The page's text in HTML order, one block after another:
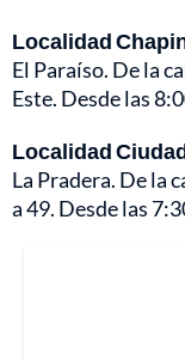
Localidad
El Paraíso. De la
Este. Desde las
Localidad
La Pradera. De la
a 49. Desde las